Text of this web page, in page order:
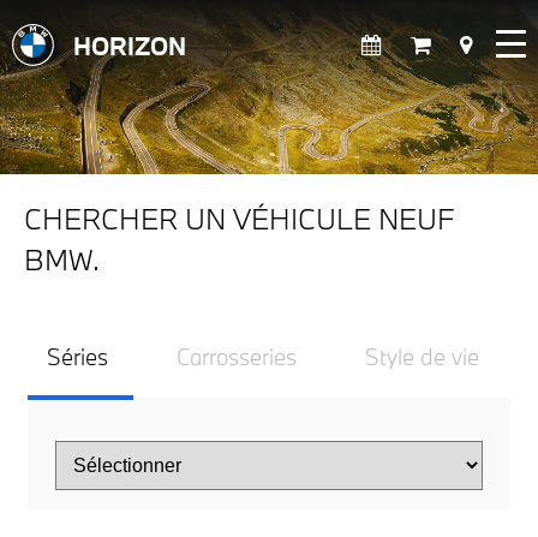
HORIZON
CHERCHER UN VÉHICULE NEUF
BMW.
Séries Carrosseries Style de vie